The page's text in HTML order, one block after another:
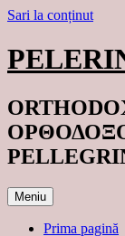
Sari la conținut
Meniu
Prima pagină